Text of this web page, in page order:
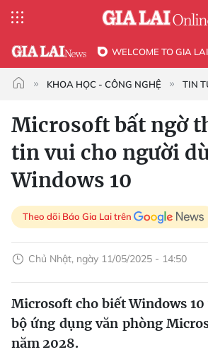
WELCOME TO GIA LAI
KHOA HỌC - CÔNG NGHỆ TIN
Microsoft bất ngờ
tin vui cho người
Windows 10
Theo dõi Báo Gia Lai trên
Chủ Nhật, ngày 11/05/2025 - 14:50
Microsoft cho biết Windows
bộ ứng dụng văn phòng
năm 2028.